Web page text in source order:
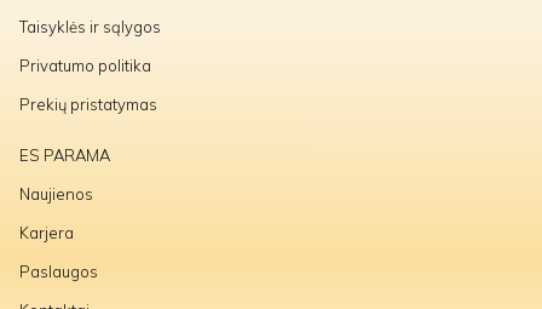
Taisyklės ir sąlygos
Privatumo politika
Prekių pristatymas
ES PARAMA
Naujienos
Karjera
Paslaugos